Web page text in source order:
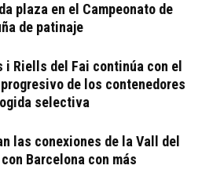
plaza en el Campeonato de
de patinaje
i Riells del Fai continúa con el
de los contenedores
selectiva
las conexiones de la Vall del
Barcelona con más